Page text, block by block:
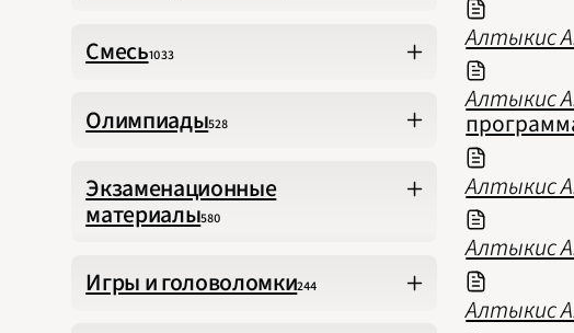
Смесь1033
Олимпиады528
Экзаменационные
материалы580
Игры и головоломки244
Алтыкис
Алтыкис
Алтыкис
Алтыкис
Алтыкис